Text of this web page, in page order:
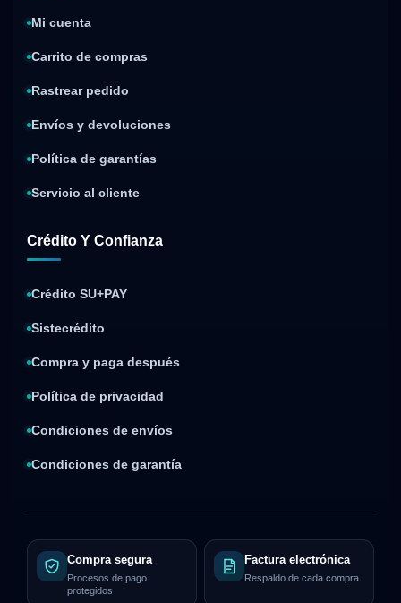
Mi cuenta
Carrito de compras
Rastrear pedido
Envíos y devoluciones
Política de garantías
Servicio al cliente
Crédito Y Confianza
Crédito SU+PAY
Sistecrédito
Compra y paga después
Política de privacidad
Condiciones de envíos
Condiciones de garantía
Compra segura
Procesos de pago
protegidos
Factura electrónica
Respaldo de cada compra